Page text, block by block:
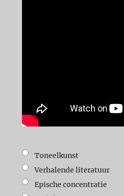
Toneelkunst
Verhalende literatuur
Epische concentratie